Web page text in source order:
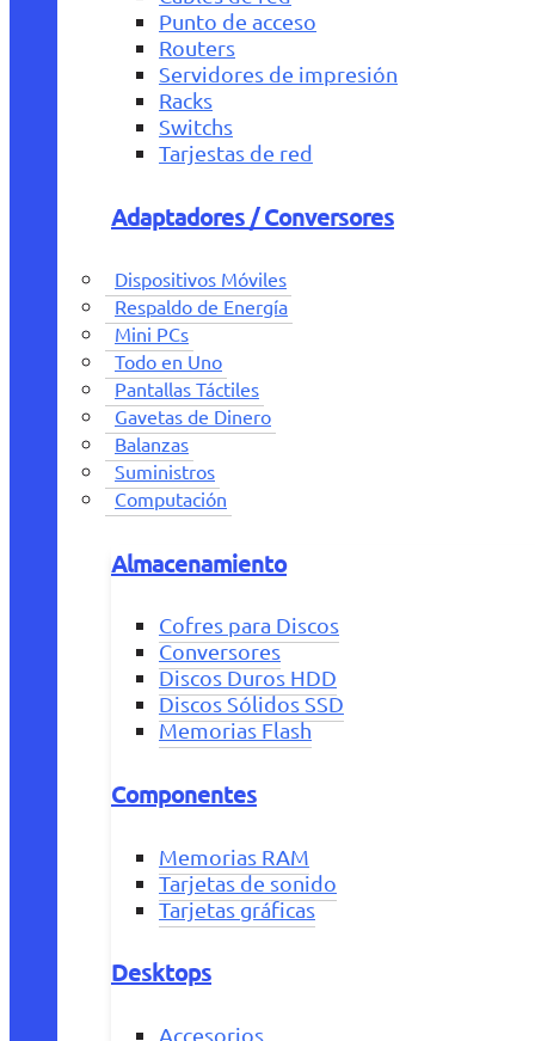
Punto de acceso
Routers
Servidores de impresión
Racks
Switchs
Tarjestas de red
Adaptadores / Conversores
Dispositivos Móviles
Respaldo de Energía
Mini PCs
Todo en Uno
Pantallas Táctiles
Gavetas de Dinero
Balanzas
Suministros
Computación
Almacenamiento
Cofres para Discos
Conversores
Discos Duros HDD
Discos Sólidos SSD
Memorias Flash
Componentes
Memorias RAM
Tarjetas de sonido
Tarjetas gráficas
Desktops
Accesorios